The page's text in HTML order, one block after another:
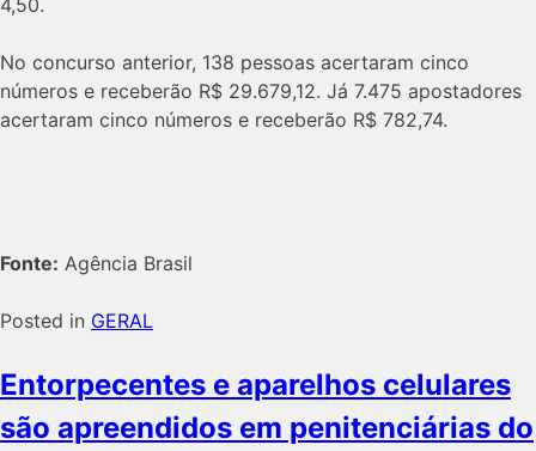
No concurso anterior, 138 pessoas acertaram cinco
números e receberão R$ 29.679,12. Já 7.475 apostadores
acertaram cinco números e receberão R$ 782,74.
Fonte: Agência Brasil
Posted in GERAL
Entorpecentes e aparelhos celulares
são apreendidos em penitenciárias do